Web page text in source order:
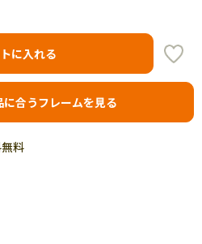
に入れる
に合うフレームを見る
料